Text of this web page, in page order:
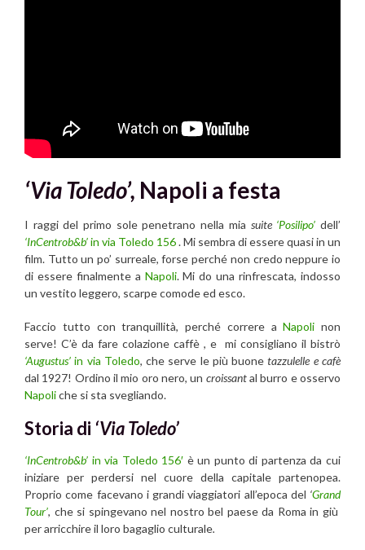
‘Via Toledo’, Napoli a festa
I raggi del primo sole penetrano nella mia suite ‘Posilipo’ dell’
‘InCentrob&b’in via Toledo 156. Mi sembra di essere quasi in un
film. Tutto un po’ surreale, forse perché non credo neppure io
di essere finalmente a Napoli. Mi do una rinfrescata, indosso
un vestito leggero, scarpe comode ed esco.
Faccio tutto con tranquillità, perché correre aNapoli non
serve! C’è da fare colazione caffè , e mi consigliano il bistrò
‘Augustus’ in via Toledo, che serve le più buonetazzulelle e cafè
dal 1927! Ordino il mio oro nero, un croissantal burro e osservo
Napoliche si sta svegliando.
Storia di ‘Via Toledo’
‘InCentrob&b’ in via Toledo 156′ è un punto di partenza da cui
iniziare per perdersi nel cuore della capitale partenopea.
Proprio come facevano i grandi viaggiatori all’epoca del ‘Grand
Tour’, che si spingevano nel nostro bel paese da Roma in giù
per arricchire il loro bagaglio culturale.